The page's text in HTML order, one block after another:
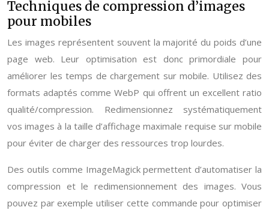
Techniques de compression d’images
pour mobiles
Les images représentent souvent la majorité du poids d’une
page web. Leur optimisation est donc primordiale pour
améliorer les temps de chargement sur mobile. Utilisez des
formats adaptés comme WebP qui offrent un excellent ratio
qualité/compression. Redimensionnez systématiquement
vos images à la taille d’affichage maximale requise sur mobile
pour éviter de charger des ressources trop lourdes.
Des outils comme ImageMagick permettent d’automatiser la
compression et le redimensionnement des images. Vous
pouvez par exemple utiliser cette commande pour optimiser